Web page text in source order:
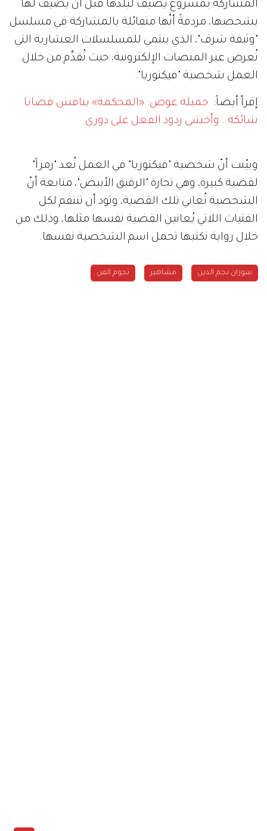
المشاركة بمشروع يُضيف لبلدها قبل أن يضيف لها
بشخصها، مردفةً أنَّها متفائلة بالمشاركة في مسلسل
"وثيقة شرف"، الذي ينتمي للمسلسلات العشارية التي
تُعرض عبر المنصات الإلكترونية، حيث تُقدِّم من خلال
العمل شخصية "فيكتوريا".
إقرأ أيضاً: جميلة عوض: «المحكمة» يناقش قضايا
شائكة.. وأخشى ردود الفعل على دوري
وبيّنت أنّ شخصية "فيكتوريا" في العمل تُعد "رمزاً"
لقضية كبيرة، وهي تجارة "الرقيق الأبيض"، متابعة أنّ
الشخصية تُعاني تلك القضية، وتود أن تنتقم لكل
الفتيات اللاتي يُعانين القضية نفسها مثلها، وذلك من
خلال رواية تكتبها تحمل اسم الشخصية نفسها.
سوزان نجم الدين مشاهير نجوم الفن